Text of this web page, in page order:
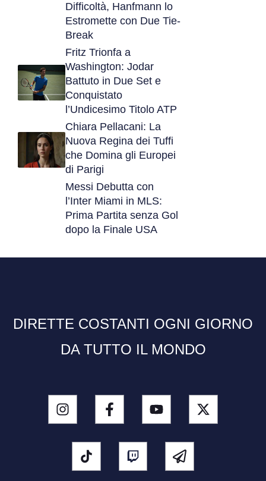
Difficoltà, Hanfmann lo
Estromette con Due Tie-
Break
Fritz Trionfa a
Washington: Jodar
Battuto in Due Set e
Conquistato
l’Undicesimo Titolo ATP
Chiara Pellacani: La
Nuova Regina dei Tuffi
che Domina gli Europei
di Parigi
Messi Debutta con
l’Inter Miami in MLS:
Prima Partita senza Gol
dopo la Finale USA
DIRETTE COSTANTI OGNI GIORNO
DA TUTTO IL MONDO